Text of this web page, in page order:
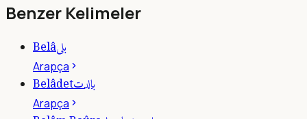
Benzer Kelimeler
Belâبلى
Arapça
Belâdetبالدت
Arapça